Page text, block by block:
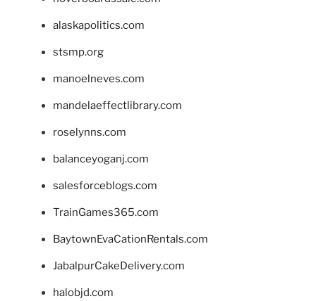
alaskapolitics.com
stsmp.org
manoelneves.com
mandelaeffectlibrary.com
roselynns.com
balanceyoganj.com
salesforceblogs.com
TrainGames365.com
BaytownEvaCationRentals.com
JabalpurCakeDelivery.com
halobjd.com